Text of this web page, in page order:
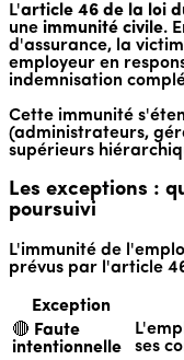
L'article 46 de la loi
une immunité civile.
d'assurance, la
employeur en
indemnisation
Cette immunité
(administrateurs,
supérieurs
Les exceptions :
poursuivi
L'immunité de
prévus par l'article
Exception
🔴 Faute
intentionnelle
ses